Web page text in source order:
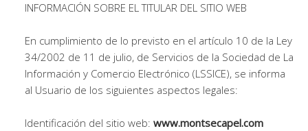
INFORMACIÓN SOBRE EL TITULAR DEL SITIO WEB
En cumplimiento de lo previsto en el artículo 10 de la Ley
34/2002 de 11 de julio, de Servicios de la Sociedad de La
Información y Comercio Electrónico (LSSICE), se informa
al Usuario de los siguientes aspectos legales:
Identificación del sitio web: www.montsecapel.com